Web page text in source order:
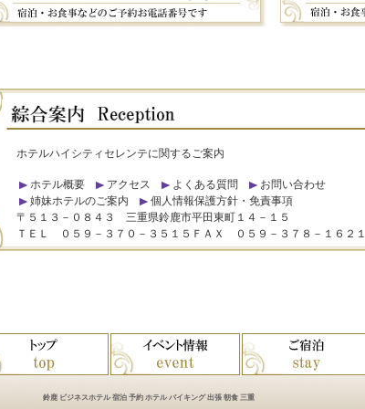
ホテルハイシティセレンテに関するご案内
ホテル概要 アクセス よくある質問
お問い合わせ
姉妹ホテルのご案内
個人情報保護方針・免責事項
〒５１３－０８４３ 三重県鈴鹿市平田東町１４－１５
ＴＥＬ ０５９－３７０－３５１５ＦＡＸ ０５９－３７８－１６２１
鈴鹿 ビジネスホテル 宿泊 予約 ホテル バイキング 出張 朝食 三重